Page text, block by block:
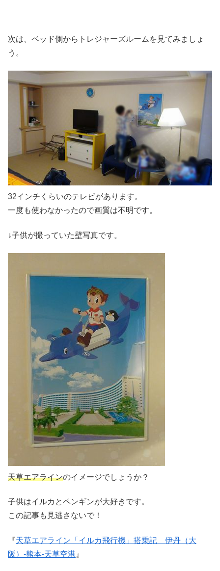
次は、ベッド側からトレジャーズルームを見てみましょ
う。
32インチくらいのテレビがあります。
一度も使わなかったので画質は不明です。
↓子供が撮っていた壁写真です。
天草エアラインのイメージでしょうか？
子供はイルカとペンギンが大好きです。
この記事も見逃さないで！
『天草エアライン「イルカ飛行機」搭乗記 伊丹（大
阪）-熊本-天草空港 』